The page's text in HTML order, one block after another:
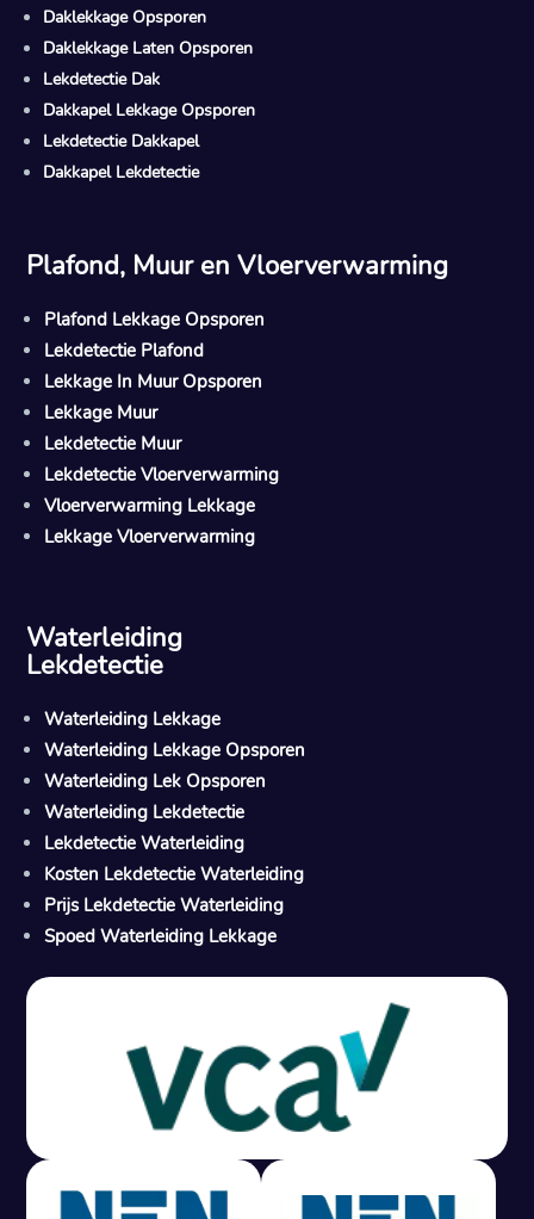
M
Gratis offerte in 24 uur
Geen lekkage? Geen betaling.
Daklekkage Opsporen
Daklekkage Laten Opsporen
Lekdetectie Dak
Dakkapel Lekkage Opsporen
Lekdetectie Dakkapel
Dakkapel Lekdetectie
Plafond, Muur en Vloerverwarming
Plafond Lekkage Opsporen
Lekdetectie Plafond
Lekkage In Muur Opsporen
Lekkage Muur
Lekdetectie Muur
Lekdetectie Vloerverwarming
Vloerverwarming Lekkage
Lekkage Vloerverwarming
Waterleiding
Lekdetectie
Waterleiding Lekkage
Waterleiding Lekkage Opsporen
Waterleiding Lek Opsporen
Waterleiding Lekdetectie
Lekdetectie Waterleiding
Kosten Lekdetectie Waterleiding
Prijs Lekdetectie Waterleiding
Spoed Waterleiding Lekkage